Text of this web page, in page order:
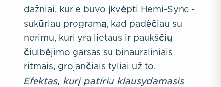
dažniai, kurie buvo įkvėpti Hemi-Sync -
sukūriau programą, kad padėčiau su
nerimu, kuri yra lietaus ir paukščių
čiulbėjimo garsas su binauraliniais
ritmais, grojančiais tyliai už to.
Efektas, kurį patiriu klausydamasis